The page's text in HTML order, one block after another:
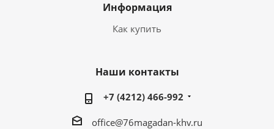
Информация
Как купить
Наши контакты
+7 (4212) 466-992
office@76magadan-khv.ru